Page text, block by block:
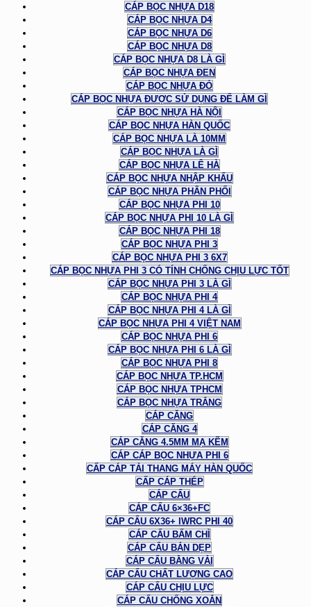
CÁP BỌC NHỰA D18
CÁP BỌC NHỰA D4
CÁP BỌC NHỰA D6
CÁP BỌC NHỰA D8
CÁP BỌC NHỰA D8 LÀ GÌ
CÁP BỌC NHỰA ĐEN
CÁP BỌC NHỰA ĐỎ
CÁP BỌC NHỰA ĐƯỢC SỬ DỤNG ĐỂ LÀM GÌ
CÁP BỌC NHỰA HÀ NỘI
CÁP BỌC NHỰA HÀN QUỐC
CÁP BỌC NHỰA LÀ 10MM
CÁP BỌC NHỰA LÀ GÌ
CÁP BỌC NHỰA LÊ HÀ
CÁP BỌC NHỰA NHẬP KHẨU
CÁP BỌC NHỰA PHÂN PHỐI
CÁP BỌC NHỰA PHI 10
CÁP BỌC NHỰA PHI 10 LÀ GÌ
CÁP BỌC NHỰA PHI 18
CÁP BỌC NHỰA PHI 3
CÁP BỌC NHỰA PHI 3 6X7
CÁP BỌC NHỰA PHI 3 CÓ TÍNH CHỐNG CHỊU LỰC TỐT
CÁP BỌC NHỰA PHI 3 LÀ GÌ
CÁP BỌC NHỰA PHI 4
CÁP BỌC NHỰA PHI 4 LÀ GÌ
CÁP BỌC NHỰA PHI 4 VIỆT NAM
CÁP BỌC NHỰA PHI 6
CÁP BỌC NHỰA PHI 6 LÀ GÌ
CÁP BỌC NHỰA PHI 8
CÁP BỌC NHỰA TP.HCM
CÁP BỌC NHỰA TPHCM
CÁP BỌC NHỰA TRẮNG
CÁP CĂNG
CÁP CĂNG 4
CÁP CĂNG 4.5MM MẠ KẼM
CÁP CÁP BỌC NHỰA PHI 6
CẤP CÁP TẢI THANG MÁY HÀN QUỐC
CẤP CÁP THÉP
CÁP CẨU
CÁP CẨU 6×36+FC
CÁP CẨU 6X36+ IWRC PHI 40
CÁP CẨU BẤM CHÌ
CÁP CẨU BẢN DẸP
CÁP CẨU BẰNG VẢI
CÁP CẨU CHẤT LƯỢNG CAO
CÁP CẨU CHỊU LỰC
CÁP CẨU CHỐNG XOẮN